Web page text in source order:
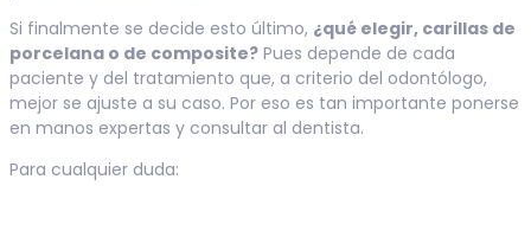
Si finalmente se decide esto último, ¿qué elegir, carillas de
porcelana o de composite? Pues depende de cada
paciente y del tratamiento que, a criterio del odontólogo,
mejor se ajuste a su caso. Por eso es tan importante ponerse
en manos expertas y consultar al dentista.
Para cualquier duda: